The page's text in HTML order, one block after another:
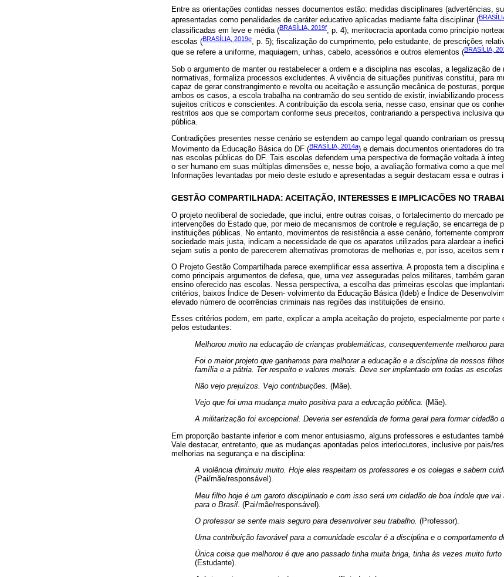
Entre as orientações contidas nesses documentos estão: medidas disciplinares (advertências,
apresentadas como penalidades de caráter educativo aplicadas mediante falta disciplinar (
classificadas em leve e média (BRASÍLIA, 2019f, p. 4); meritocracia apontada como princípio
escolas (BRASÍLIA, 2019e, p. 5); fiscalização do cumprimento, pelo estudante, de prescrições
que se refere a uniforme, maquiagem, unhas, cabelo, acessórios e outros elementos (BRASÍLIA,
Sob o argumento de manter ou restabelecer a ordem e a disciplina nas escolas, a legalização
normativas, formaliza processos excludentes. A vivência de situações punitivas constitui, para
capaz de gerar constrangimento e revolta ou aceitação e assunção mecânica de posturas,
ambos os casos, a escola trabalha na contramão do seu sentido de existir, inviabilizando
sujeitos críticos e conscientes. A contribuição da escola seria, nesse caso, ensinar que os
restritos aos que se comportam conforme seus preceitos, contrariando a perspectiva inclusiva
pública.
Contradições presentes nesse cenário se estendem ao campo legal quando contrariam os
Movimento da Educação Básica do DF (BRASÍLIA, 2014a) e demais documentos orientadores do
nas escolas públicas do DF. Tais escolas defendem uma perspectiva de formação voltada à
o ser humano em suas múltiplas dimensões e, nesse bojo, a avaliação formativa como a que
Informações levantadas por meio deste estudo e apresentadas a seguir destacam essa e outras
GESTÃO COMPARTILHADA: ACEITAÇÃO, INTERESSES E IMPLICACÕES NO
O projeto neoliberal de sociedade, que inclui, entre outras coisas, o fortalecimento do mercado
intervenções do Estado que, por meio de mecanismos de controle e regulação, se encarrega de
instituições públicas. No entanto, movimentos de resistência a esse cenário, fortemente
sociedade mais justa, indicam a necessidade de que os aparatos utilizados para alardear a
sejam sutis a ponto de parecerem alternativas promotoras de melhorias e, por isso, aceitos sem
O Projeto Gestão Compartilhada parece exemplificar essa assertiva. A proposta tem a disciplina
como principais argumentos de defesa, que, uma vez asseguradas pelos militares, também
ensino oferecido nas escolas. Nessa perspectiva, a escolha das primeiras escolas que
critérios, baixos Índice de Desen- volvimento da Educação Básica (Ideb) e Índice de
elevado número de ocorrências criminais nas regiões das instituições de ensino.
Esses critérios podem, em parte, explicar a ampla aceitação do projeto, especialmente por parte
pelos estudantes:
Melhorou muito na educação de crianças problemáticas, consequentemente melhorou
Foi o maior projeto que ganhamos para melhorar a educação e a disciplina de nossos
família e a pátria. Ter respeito e valores morais. Deve ser implantado em todas as escolas
Não vejo prejuízos. Vejo contribuições. (Mãe).
Vejo que foi uma mudança muito positiva para a educação pública. (Mãe).
A militarização foi excepcional. Deveria ser estendida de forma geral para formar cidadão
Em proporção bastante inferior e com menor entusiasmo, alguns professores e estudantes
Vale destacar, entretanto, que as mudanças apontadas pelos interlocutores, inclusive por pais/
melhorias na segurança e na disciplina:
A violência diminuiu muito. Hoje eles respeitam os professores e os colegas e sabem
(Pai/mãe/responsável).
Meu filho hoje é um garoto disciplinado e com isso será um cidadão de boa índole que
para o Brasil. (Pai/mãe/responsável).
O professor se sente mais seguro para desenvolver seu trabalho. (Professor).
Uma contribuição favorável para a comunidade escolar é a disciplina e o comportamento
Única coisa que melhorou é que ano passado tinha muita briga, tinha às vezes muito furto
(Estudante).